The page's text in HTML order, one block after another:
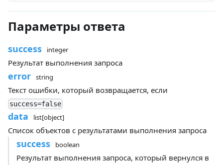
Параметры ответа
success integer
Результат выполнения запроса
error string
Текст ошибки, который возвращается, если
success=false
data list[object]
Список объектов с результатами выполнения запроса
success boolean
Результат выполнения запроса, который вернулся в